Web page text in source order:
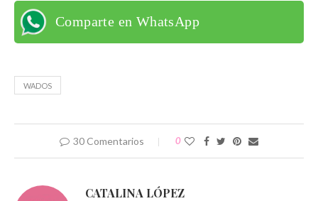
Twitter
(Se
abre
en
(Se
abre
en
LinkedIn
(Se
en
Tumblr
(Se
en
(Se
abre
en en
Comparte en WhatsApp
WADOS
30 Comentarios 0
CATALINA LÓPEZ